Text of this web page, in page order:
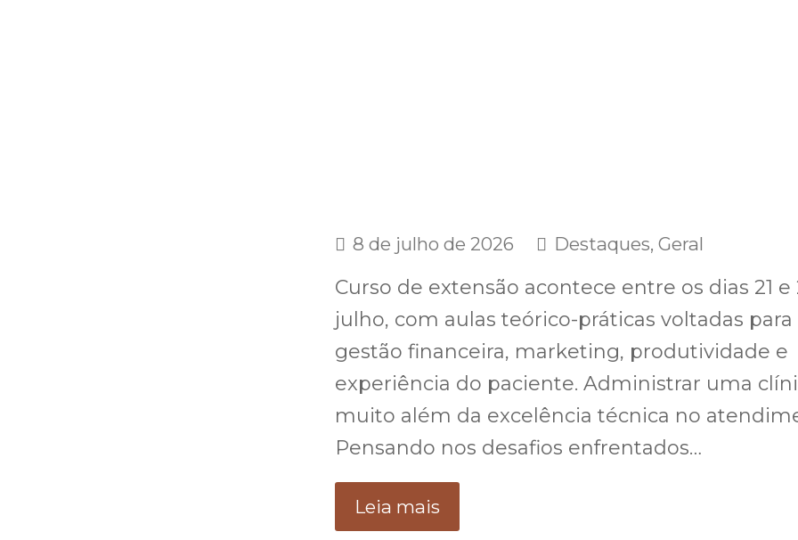
8 de julho de 2026 Destaques, Geral
Curso de extensão acontece entre os dias 21 e
julho, com aulas teórico-práticas voltadas para
gestão financeira, marketing, produtividade e
experiência do paciente. Administrar uma
muito além da excelência técnica no
Pensando nos desafios enfrentados…
Leia mais